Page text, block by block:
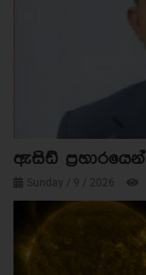
ඇසිඩ්
Sunday / 9 / 2026